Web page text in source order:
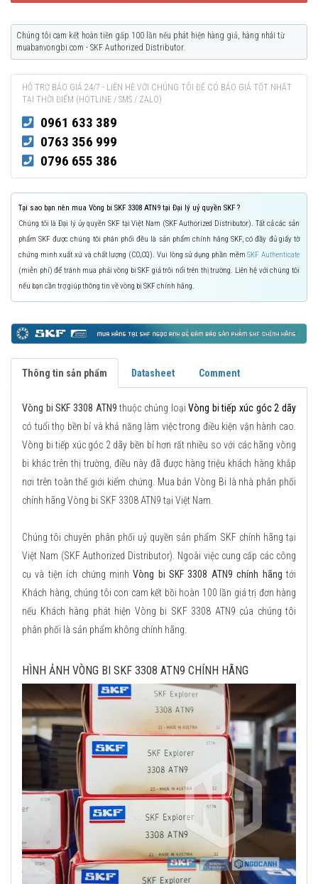
Chúng tôi cam kết hoàn tiền gấp 100 lần nếu phát hiện hàng giả, hàng nhái từ
muabanvongbi.com - SKF Authorized Distributor.
HỖ TRỢ BÁO GIÁ 24/7 - LIÊN HỆ VỚI CHÚNG TÔI ĐỂ CÓ BÁO GIÁ TỐT NHẤT
TẠI THỜI ĐIỂM (HOTLINE / SMS / ZALO)
0961 633 389
0763 356 999
0796 655 386
Tại sao bạn nên mua Vòng bi SKF 3308 ATN9 tại Đại lý uỷ quyền SKF ?
Chúng tôi là Đại lý ủy quyền SKF tại Việt Nam (SKF Authorized Distributor). Tất cả các sản
phẩm SKF được chúng tôi phân phối đều là sản phẩm chính hãng SKF, có đầy đủ giấy tờ
chứng minh xuất xứ và chất lượng (CO,CQ). Vui lòng sử dụng phần mềmSKF Authenticate
(miễn phí) để tránh mua phải vòng bi SKF giả trôi nổi trên thị trường. Liên hệ với chúng tôi
nếu bạn cần trợ giúp thông tin về vòng bi SKF chính hãng.
Thông tin sản phẩm Datasheet Comment
Vòng bi SKF 3308 ATN9 thuộc chủng loạiVòng bi tiếp xúc góc 2 dãy
có tuổi thọ bền bỉ và khả năng làm việc trong điều kiện vận hành cao.
Vòng bi tiếp xúc góc 2 dãy bền bỉ hơn rất nhiều so với các hãng vòng
bi khác trên thị trường, điều này đã được hàng triệu khách hàng khắp
nơi trên toàn thế giới kiểm chứng. Mua bán Vòng Bi là nhà phân phối
chính hãng Vòng bi SKF 3308 ATN9 tại Việt Nam.
Chúng tôi chuyên phân phối uỷ quyền sản phẩm SKF chính hãng tại
Việt Nam (SKF Authorized Distributor). Ngoài việc cung cấp các công
cụ và tiện ích chứng minhVòng bi SKF 3308 ATN9 chính hãng tới
Khách hàng, chúng tôi con cam kết bồi hoàn 100 lần giá trị đơn hàng
nếu Khách hàng phát hiện Vòng bi SKF 3308 ATN9 của chúng tôi
phân phối là sản phẩm không chính hãng.
HÌNH ẢNH VÒNG BI SKF 3308 ATN9 CHÍNH HÃNG